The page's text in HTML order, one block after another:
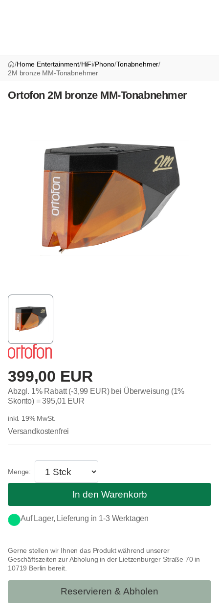
/Home Entertainment/HiFi/Phono/Tonabnehmer/
2M bronze MM-Tonabnehmer
Ortofon 2M bronze MM-Tonabnehmer
399,00 EUR
Abzgl. 1% Rabatt (-3,99 EUR) bei Überweisung (1%
Skonto) =395,01 EUR
inkl. 19% MwSt.
Versandkostenfrei
Gerne stellen wir Ihnen das Produkt während unserer
Geschäftszeiten zur Abholung in der Lietzenburger Straße 70 in
10719 Berlin bereit.
Reservieren & Abholen
Auf Lager, Lieferung in 1-3 Werktagen
In den Warenkorb